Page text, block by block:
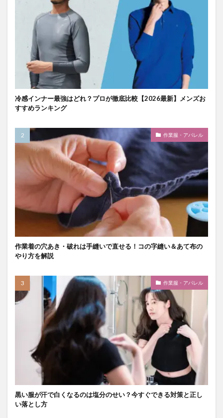
冷感インナー最強はどれ？プロが徹底比較【2026最新】メンズお
すすめランキング
作業服・アパレル
作業着の穴あき・破れは手縫いで直せる！コの字縫い＆あて布の
やり方を解説
作業服・アパレル
黒い服が汗で白くなるのは塩分のせい？今すぐできる対策と正し
い落とし方